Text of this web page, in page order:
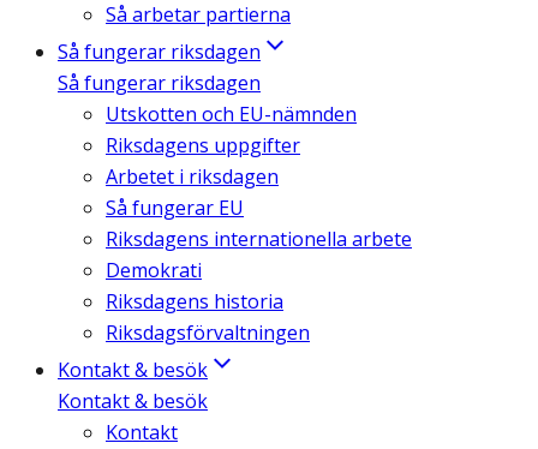
Så arbetar partierna
Så fungerar riksdagen
Så fungerar riksdagen
Utskotten och EU-nämnden
Riksdagens uppgifter
Arbetet i riksdagen
Så fungerar EU
Riksdagens internationella arbete
Demokrati
Riksdagens historia
Riksdagsförvaltningen
Kontakt & besök
Kontakt & besök
Kontakt